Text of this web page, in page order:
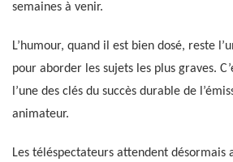
semaines à venir.
L’humour, quand il est bien dosé, reste
pour aborder les sujets les plus graves.
l’une des clés du succès durable de
animateur.
Les téléspectateurs attendent désormais